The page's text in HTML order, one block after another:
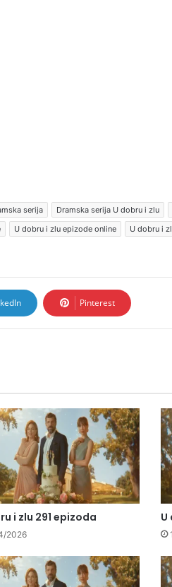
serija Dramska serija U dobru i zlu
U dobru i zlu epizode online U dobru i
Pinterest
i zlu 291 epizoda
2026
U